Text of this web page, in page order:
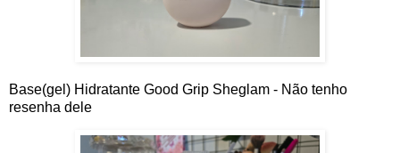
Base(gel) Hidratante Good Grip Sheglam - Não tenho
resenha dele